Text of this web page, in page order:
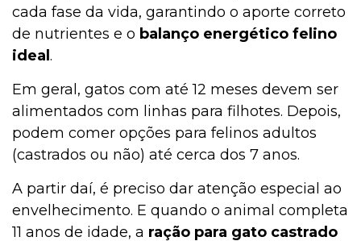
cada fase da vida, garantindo o aporte correto
de nutrientes e o balanço energético felino
ideal .
Em geral, gatos com até 12 meses devem ser
alimentados com linhas para filhotes. Depois,
podem comer opções para felinos adultos
(castrados ou não) até cerca dos 7 anos.
A partir daí, é preciso dar atenção especial ao
envelhecimento. E quando o animal completa
11 anos de idade, a ração para gato castrado